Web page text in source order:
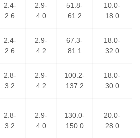
满足客户做到以下优势！
GPS卫星系统全程跟踪，全程保险，
2.4-
2.6
2.9-
4.0
51.8-
61.2
10.0-
18.0
2.4-
2.6
2.9-
4.2
67.3-
81.1
18.0-
32.0
2.8-
3.2
2.9-
4.2
100.2-
137.2
18.0-
30.0
2.8-
3.2
2.9-
4.0
130.0-
150.0
20.0-
28.0